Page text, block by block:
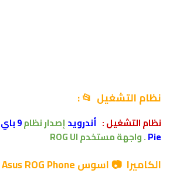
نظام التشغيل 📂 :
نظام التشغيل: أندرويدإصدارنظام
Pie
.واجهة مستخدم ROG UI
الكاميرا 📷 اسوس Asus ROG Phone الإصدار الثاني :